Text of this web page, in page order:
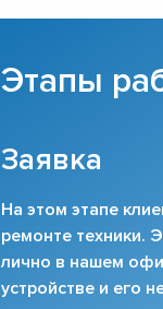
Этапы
Заявка
На этом этапе
ремонте техники.
лично в нашем
устройстве и его